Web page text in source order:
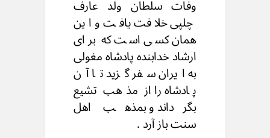
وفات سلطان ولد عارف
چلپی خلافت یافت و این
همان کسی است که برای
ارشاد خدابنده پادشاه مغولی
به ایران سفر گزید تا آن
پادشاه را از مذهب تشیع
بگرداند و بمذهب اهل
سنت باز آرد .